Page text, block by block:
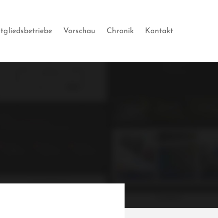
Vorschau Chronik Kontakt